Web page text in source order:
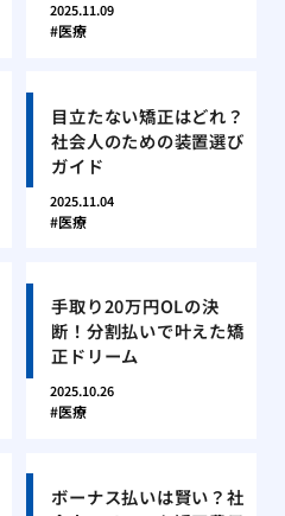
2025.11.09
医療
目立たない矯正はどれ？
社会人のための装置選び
ガイド
2025.11.04
医療
手取り20万円OLの決
断！分割払いで叶えた矯
正ドリーム
2025.10.26
医療
ボーナス払いは賢い？社